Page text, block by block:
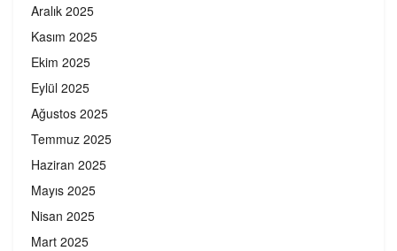
Aralık 2025
Kasım 2025
Ekim 2025
Eylül 2025
Ağustos 2025
Temmuz 2025
Haziran 2025
Mayıs 2025
Nisan 2025
Mart 2025